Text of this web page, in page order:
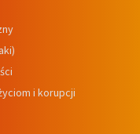
i korupcji